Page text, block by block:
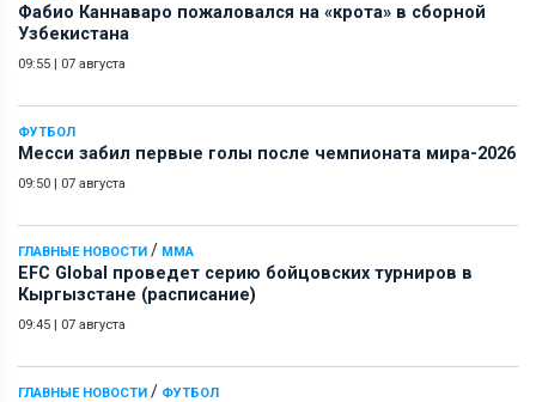
Фабио Каннаваро пожаловался на «крота» в сборной
Узбекистана
09:55 | 07 августа
ФУТБОЛ
Месси забил первые голы после чемпионата мира-2026
09:50 | 07 августа
ГЛАВНЫЕ НОВОСТИ / ММА
EFC Global проведет серию бойцовских турниров в
Кыргызстане (расписание)
09:45 | 07 августа
ГЛАВНЫЕ НОВОСТИ / ФУТБОЛ